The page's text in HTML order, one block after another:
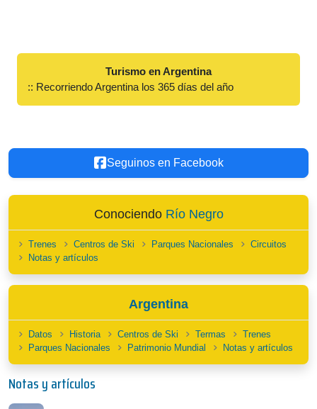
Turismo en Argentina
:: Recorriendo Argentina los 365 días del año
Seguinos en Facebook
Conociendo Río Negro
Trenes Centros de Ski Parques Nacionales
Circuitos
Notas y artículos
Argentina
Datos Historia Centros de Ski Termas
Trenes
Parques Nacionales
Patrimonio Mundial Notas y artículos
Notas y artículos